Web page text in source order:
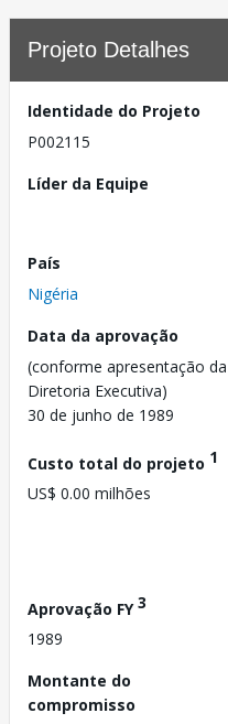
Projeto Detalhes
Identidade do Projeto
P002115
Líder da Equipe
País
Nigéria
Data da aprovação
(conforme apresentação da
Diretoria Executiva)
30 de junho de 1989
Custo total do projeto 1
US$ 0.00 milhões
Aprovação FY3
1989
Montante do
compromisso